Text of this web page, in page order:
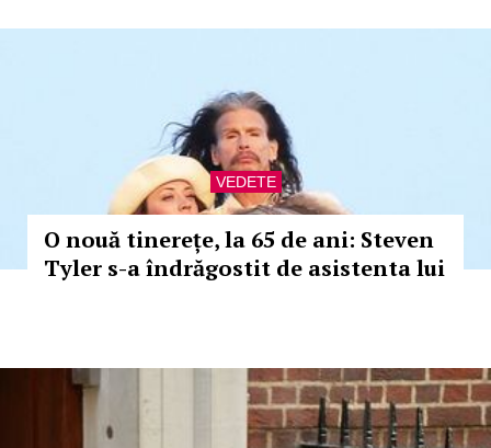
VEDETE
O nouă tinerețe, la 65 de ani: Steven
Tyler s-a îndrăgostit de asistenta lui